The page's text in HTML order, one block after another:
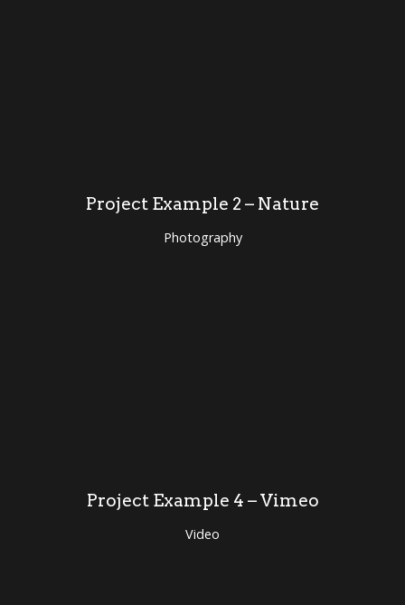
Project Example 2 – Nature
Photography
Project Example 4 – Vimeo
Video